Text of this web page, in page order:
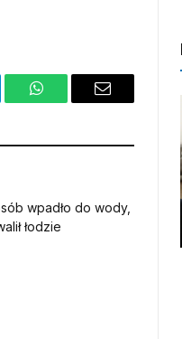
WhatsAppEmail